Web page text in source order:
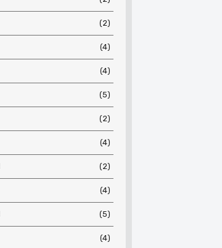
(2)
(4)
(4)
(5)
(2)
(4)
(2)
(4)
(5)
(4)